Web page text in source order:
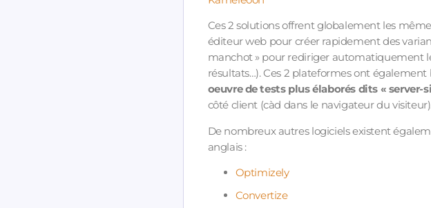
Ces 2 solutions offrent globalement les
éditeur web pour créer rapidement des
manchot » pour rediriger automatiquement
résultats…). Ces 2 plateformes ont
oeuvre de tests plus élaborés dits « server-
côté client (càd dans le navigateur du
De nombreux autres logiciels existent
anglais :
Optimizely
Convertize